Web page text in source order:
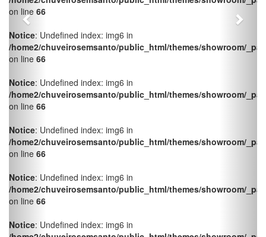
Notice : Undefined index: img6 in
/home2/chuveirosemsanto/public_html/themes/showroom/
on line66
Notice : Undefined index: img6 in
on line66
Notice : Undefined index: img6 in
on line66
Notice : Undefined index: img6 in
on line66
Notice : Undefined index: img6 in
on line66